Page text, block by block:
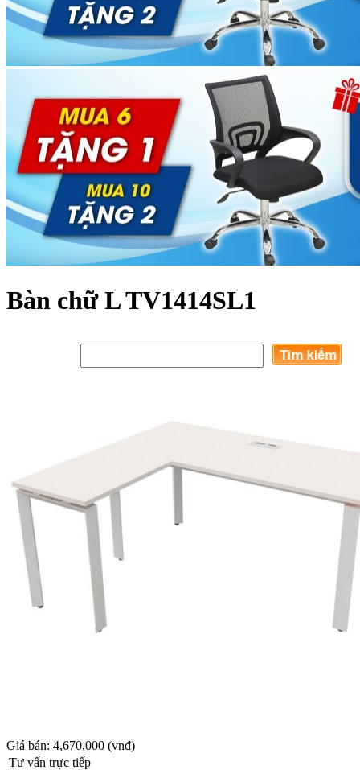
Bàn chữ L TV1414SL1
Giá bán: 4,670,000 (vnđ)
Tư vấn trực tiếp